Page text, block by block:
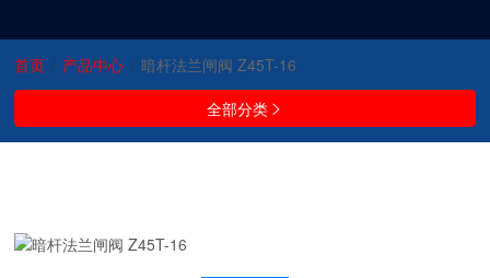
首页 / 产品中心 / 暗杆法兰闸阀 Z45T-16
全部分类